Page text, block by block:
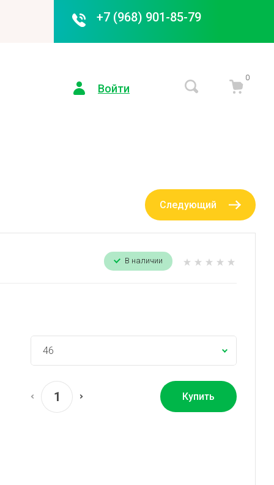
+7 (968) 901-85-79
Войти
0
Следующий
В наличии
Купить